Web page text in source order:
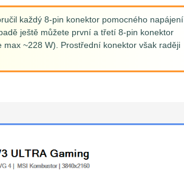
každý 8-pin konektor pomocného napájení
ještě můžete první a třetí 8-pin konektor
~228 W). Prostřední konektor však raději